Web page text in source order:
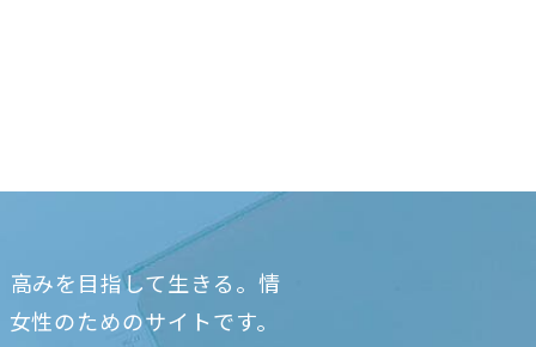
みを目指して生きる。情
性のためのサイトです。